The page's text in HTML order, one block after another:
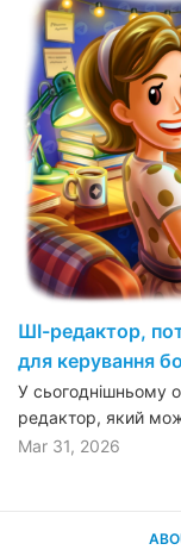
ШІ-редактор,
для керування
У сьогоднішньому
редактор, який
Mar 31, 2026